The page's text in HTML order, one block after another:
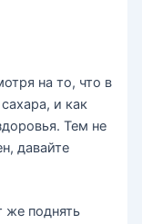
на то, что в
и как
Тем не
давайте
же поднять